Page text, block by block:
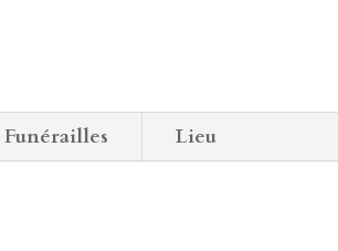
Funérailles Lieu